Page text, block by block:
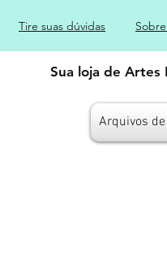
Tire suas dúvidas
Sua loja de
Arquivos de